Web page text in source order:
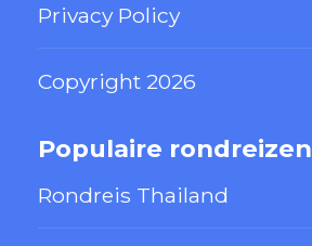
Privacy Policy
Copyright 2026
Populaire rondreizen
Rondreis Thailand